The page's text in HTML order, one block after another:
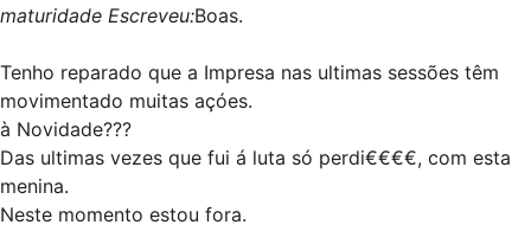
maturidade Escreveu:Boas.
Tenho reparado que a Impresa nas ultimas sessões têm
movimentado muitas açóes.
à Novidade???
Das ultimas vezes que fui á luta só perdi€€€€, com esta
menina.
Neste momento estou fora.